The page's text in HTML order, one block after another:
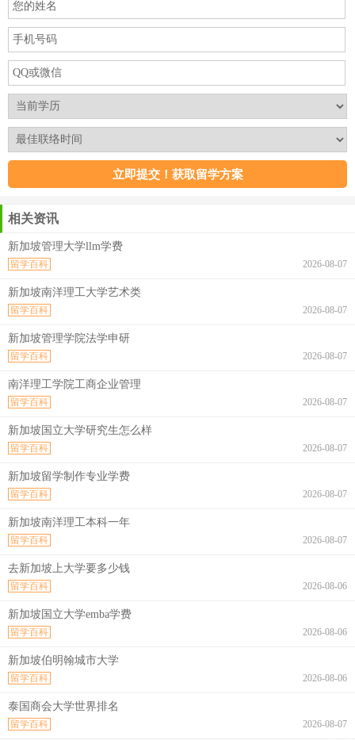
相关资讯
新加坡管理大学llm学费
2026-08-07
留学百科
新加坡南洋理工大学艺术类
2026-08-07
留学百科
新加坡管理学院法学申研
2026-08-07
留学百科
南洋理工学院工商企业管理
2026-08-07
留学百科
新加坡国立大学研究生怎么样
2026-08-07
留学百科
新加坡留学制作专业学费
2026-08-07
留学百科
新加坡南洋理工本科一年
2026-08-07
留学百科
去新加坡上大学要多少钱
2026-08-06
留学百科
新加坡国立大学emba学费
2026-08-06
留学百科
新加坡伯明翰城市大学
2026-08-06
留学百科
泰国商会大学世界排名
2026-08-07
留学百科